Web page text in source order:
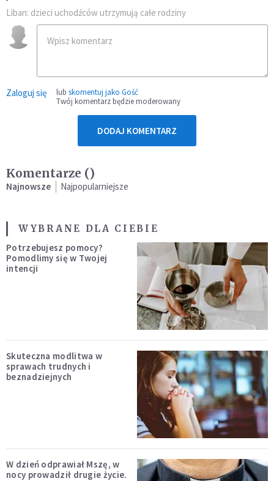
Liban: dzieci uchodźców utrzymują całe rodziny
Zaloguj się lub skomentuj jako Gość
Twój komentarz będzie moderowany
DODAJ KOMENTARZ
Komentarze ()
Najnowsze Najpopularniejsze
WYBRANE DLA CIEBIE
Potrzebujesz pomocy?
Pomodlimy się w Twojej
intencji
Skuteczna modlitwa w
sprawach trudnych i
beznadziejnych
W dzień odprawiał Mszę, w
nocy prowadził drugie życie.